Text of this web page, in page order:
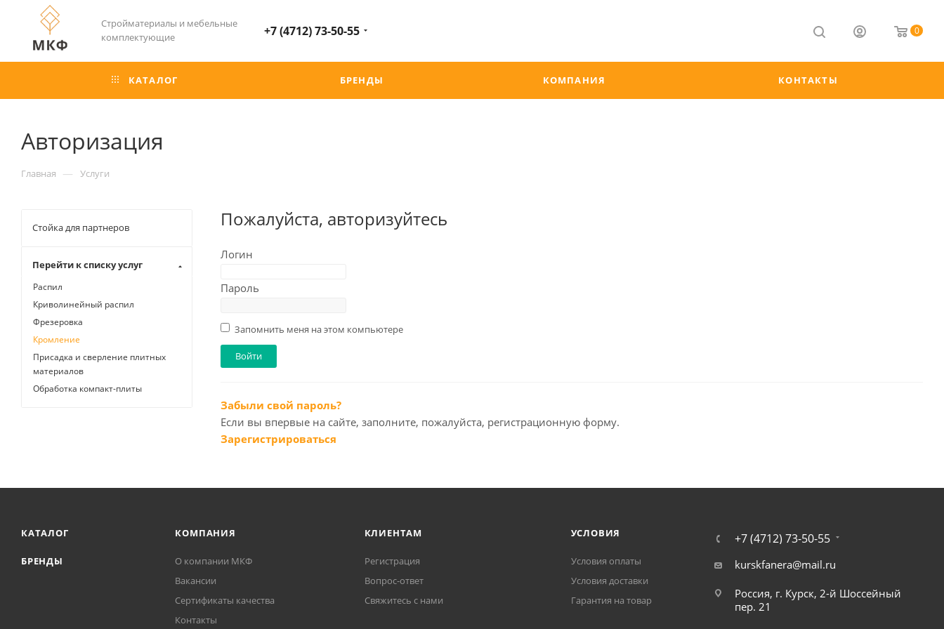
Стройматериалы и мебельные
комплектующие
+7 (4712) 73-50-55 0
КАТАЛОГ БРЕНДЫ КОМПАНИЯ КОНТАКТЫ
Авторизация
Главная — Услуги
Пожалуйста, авторизуйтесь
Логин
Пароль
Запомнить меня на этом компьютере
Забыли свой пароль?
Если вы впервые на сайте, заполните, пожалуйста, регистрационную форму.
Зарегистрироваться
Стойка для партнеров
Перейти к списку услуг
Распил
Криволинейный распил
Фрезеровка
Кромление
Присадка и сверление плитных
материалов
Обработка компакт-плиты
КАТАЛОГ
БРЕНДЫ
КОМПАНИЯ
О компании МКФ
Вакансии
Сертификаты качества
Контакты
КЛИЕНТАМ
Регистрация
Вопрос-ответ
Свяжитесь с нами
УСЛОВИЯ
Условия оплаты
Условия доставки
Гарантия на товар
+7 (4712) 73-50-55
kurskfanera@mail.ru
Россия, г. Курск, 2-й Шоссейный
пер. 21